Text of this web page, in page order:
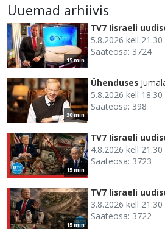
Uuemad arhiivis
15 min
TV7 Iisraeli
5.8.2026 kell 21.30
Saateosa: 3724
30 min
Ühenduses
5.8.2026 kell 18.30
Saateosa: 398
15 min
TV7 Iisraeli
4.8.2026 kell 21.30
Saateosa: 3723
15 min
TV7 Iisraeli
3.8.2026 kell 21.30
Saateosa: 3722